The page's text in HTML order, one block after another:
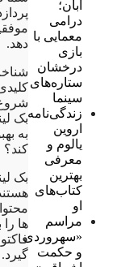
آبان؛
درامی
معمایی با
بازی
درخشان
ستاره‌های
سینما
زندگی‌نامه
اروین
یالوم و
معرفی
بهترین
کتاب‌های
او
مراسم
«سهروردی
و حکمت
دهد.
بک
به
کند؟
بک
ها
گیرد.